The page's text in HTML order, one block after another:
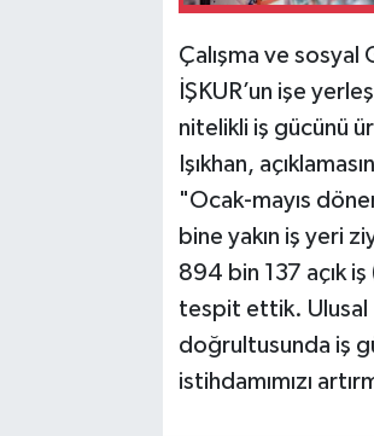
Çalışma ve sosyal
İŞKUR’un işe
nitelikli iş gücünü
Işıkhan,
"Ocak-mayıs
bine yakın iş yeri
894 bin 137 açık
tespit ettik. Ulusal
doğrultusunda iş
istihdamımızı